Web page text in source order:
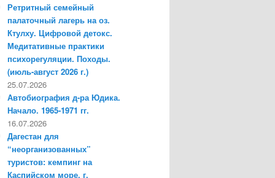
Ретритный семейный
палаточный лагерь на оз.
Ктулху. Цифровой детокс.
Медитативные практики
психорегуляции. Походы.
(июль-август 2026 г.)
25.07.2026
Автобиография д-ра Юдика.
Начало. 1965-1971 гг.
16.07.2026
Дагестан для
“неорганизованных”
туристов: кемпинг на
Каспийском море. г.